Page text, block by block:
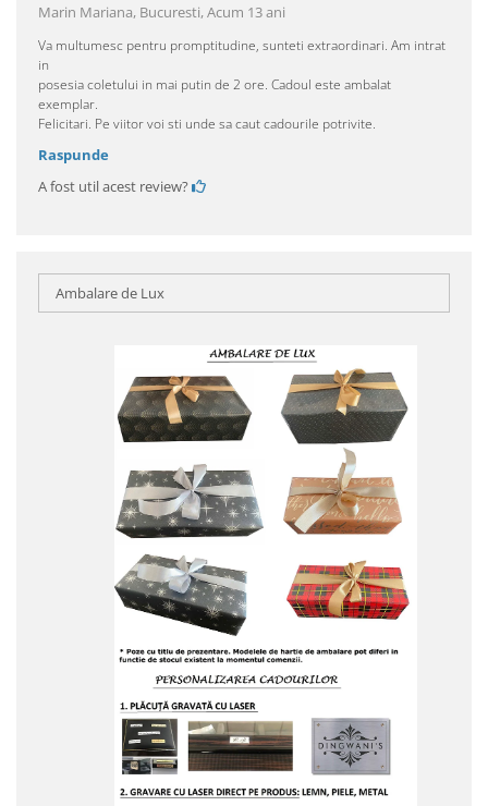
Marin Mariana, Bucuresti,Acum 13 ani
Va multumesc pentru promptitudine, sunteti extraordinari. Am intrat
in
posesia coletului in mai putin de 2 ore. Cadoul este ambalat
exemplar.
Felicitari. Pe viitor voi sti unde sa caut cadourile potrivite.
Raspunde
A fost util acest review?
Ambalare de Lux